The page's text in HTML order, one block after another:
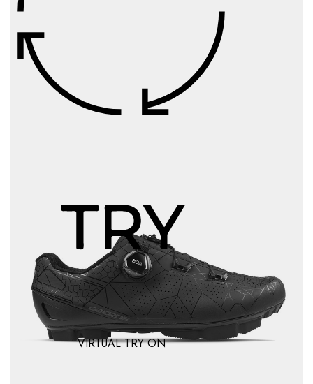
VIRTUAL TRY ON